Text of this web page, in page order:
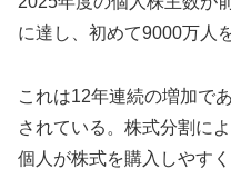
に達し、初めて9000万人
これは12年連続の増加で
されている。株式分割に
個人が株式を購入しやす